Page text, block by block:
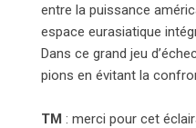
entre la puissance
espace eurasiatique
Dans ce grand jeu
pions en évitant la
TM : merci pour cet